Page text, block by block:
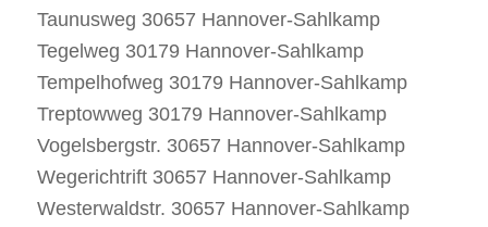
Taunusweg 30657 Hannover-Sahlkamp
Tegelweg 30179 Hannover-Sahlkamp
Tempelhofweg 30179 Hannover-Sahlkamp
Treptowweg 30179 Hannover-Sahlkamp
Vogelsbergstr. 30657 Hannover-Sahlkamp
Wegerichtrift 30657 Hannover-Sahlkamp
Westerwaldstr. 30657 Hannover-Sahlkamp